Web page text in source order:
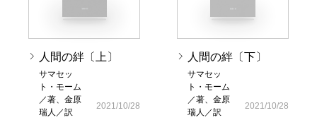
人間の絆〔上〕
サマセッ
ト・モーム
／著、金原
瑞人／訳
2021/10/28
人間の絆〔下〕
サマセッ
ト・モーム
／著、金原
瑞人／訳
2021/10/28